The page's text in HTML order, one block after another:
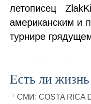
летописец
американским и
турнире
Есть ли
СМИ: COSTA RICA